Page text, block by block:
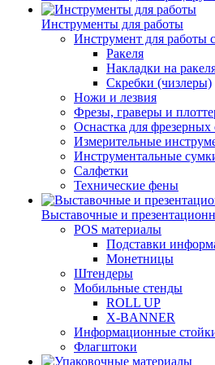
Инструменты для работы
Инструмент для работы
Ракеля
Накладки на
Скребки (чизлеры)
Ножи и лезвия
Фрезы, граверы и
Оснастка для фрезерных
Измерительные
Инструментальные
Салфетки
Технические фены
Выставочные и
POS материалы
Подставки
Монетницы
Штендеры
Мобильные стенды
ROLL UP
X-BANNER
Информационные
Флагштоки